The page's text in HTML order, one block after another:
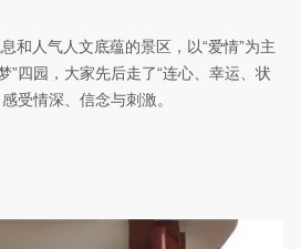
和人气人文底蕴的景区，以“爱情”为主
”四园，大家先后走了“连心、幸运、状
受情深、信念与刺激。